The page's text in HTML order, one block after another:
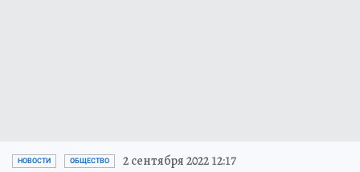
НОВОСТИ ОБЩЕСТВО 2 сентября 2022 12:17